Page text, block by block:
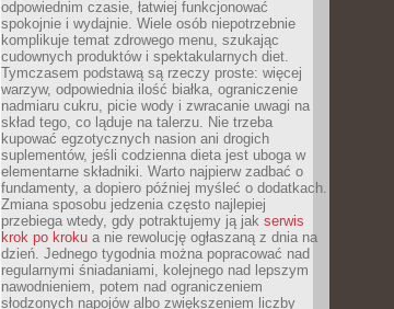
odpowiednim czasie, łatwiej funkcjonować
spokojnie i wydajnie. Wiele osób niepotrzebnie
komplikuje temat zdrowego menu, szukając
cudownych produktów i spektakularnych diet.
Tymczasem podstawą są rzeczy proste: więcej
warzyw, odpowiednia ilość białka, ograniczenie
nadmiaru cukru, picie wody i zwracanie uwagi na
skład tego, co ląduje na talerzu. Nie trzeba
kupować egzotycznych nasion ani drogich
suplementów, jeśli codzienna dieta jest uboga w
elementarne składniki. Warto najpierw zadbać o
fundamenty, a dopiero później myśleć o dodatkach.
Zmiana sposobu jedzenia często najlepiej
przebiega wtedy, gdy potraktujemy ją jak serwis
krok po kroku a nie rewolucję ogłaszaną z dnia na
dzień. Jednego tygodnia można popracować nad
regularnymi śniadaniami, kolejnego nad lepszym
nawodnieniem, potem nad ograniczeniem
słodzonych napojów albo zwiększeniem liczby